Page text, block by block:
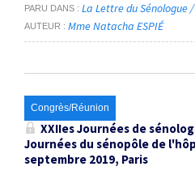
PARU DANS La Lettre du Sénologue
AUTEUR Mme Natacha ESPIÉ
Congrès/Réunion
XXIIesJournées de
Journées du sénopôle de
septembre 2019, Paris